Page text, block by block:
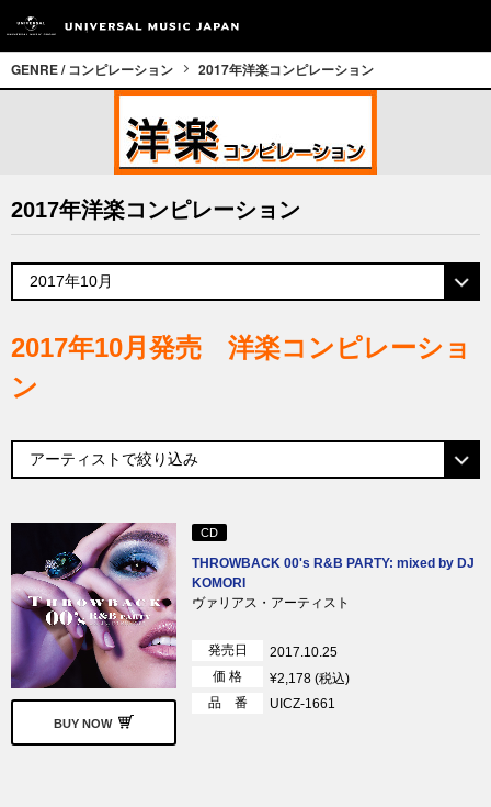
GENRE / コンピレーション 2017年洋楽コンピレーション
2017年洋楽コンピレーション
2017年10月発売 洋楽コンピレーショ
ン
BUY NOW
CD
THROWBACK 00's R&B PARTY: mixed by DJ
KOMORI
ヴァリアス・アーティスト
発売日
2017.10.25
価 格
¥2,178 (税込)
品 番
UICZ-1661